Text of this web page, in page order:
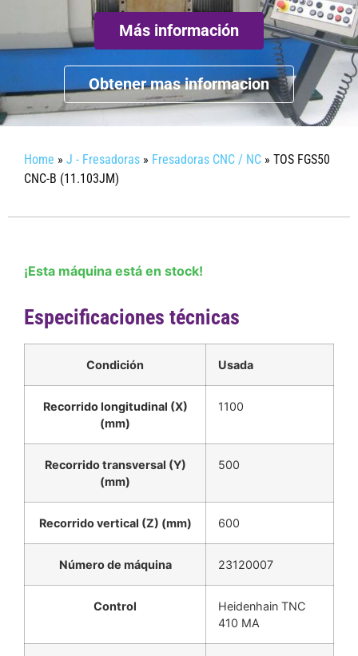
Más información
Obtener mas informacion
Home » J - Fresadoras » Fresadoras CNC / NC » TOS FGS50
CNC-B (11.103JM)
¡Esta máquina está en stock!
Especificaciones técnicas
Condición Usada
Recorrido longitudinal (X)
(mm)
1100
Recorrido transversal (Y)
(mm)
500
Recorrido vertical (Z) (mm) 600
Número de máquina 23120007
Control
Heidenhain TNC
410 MA